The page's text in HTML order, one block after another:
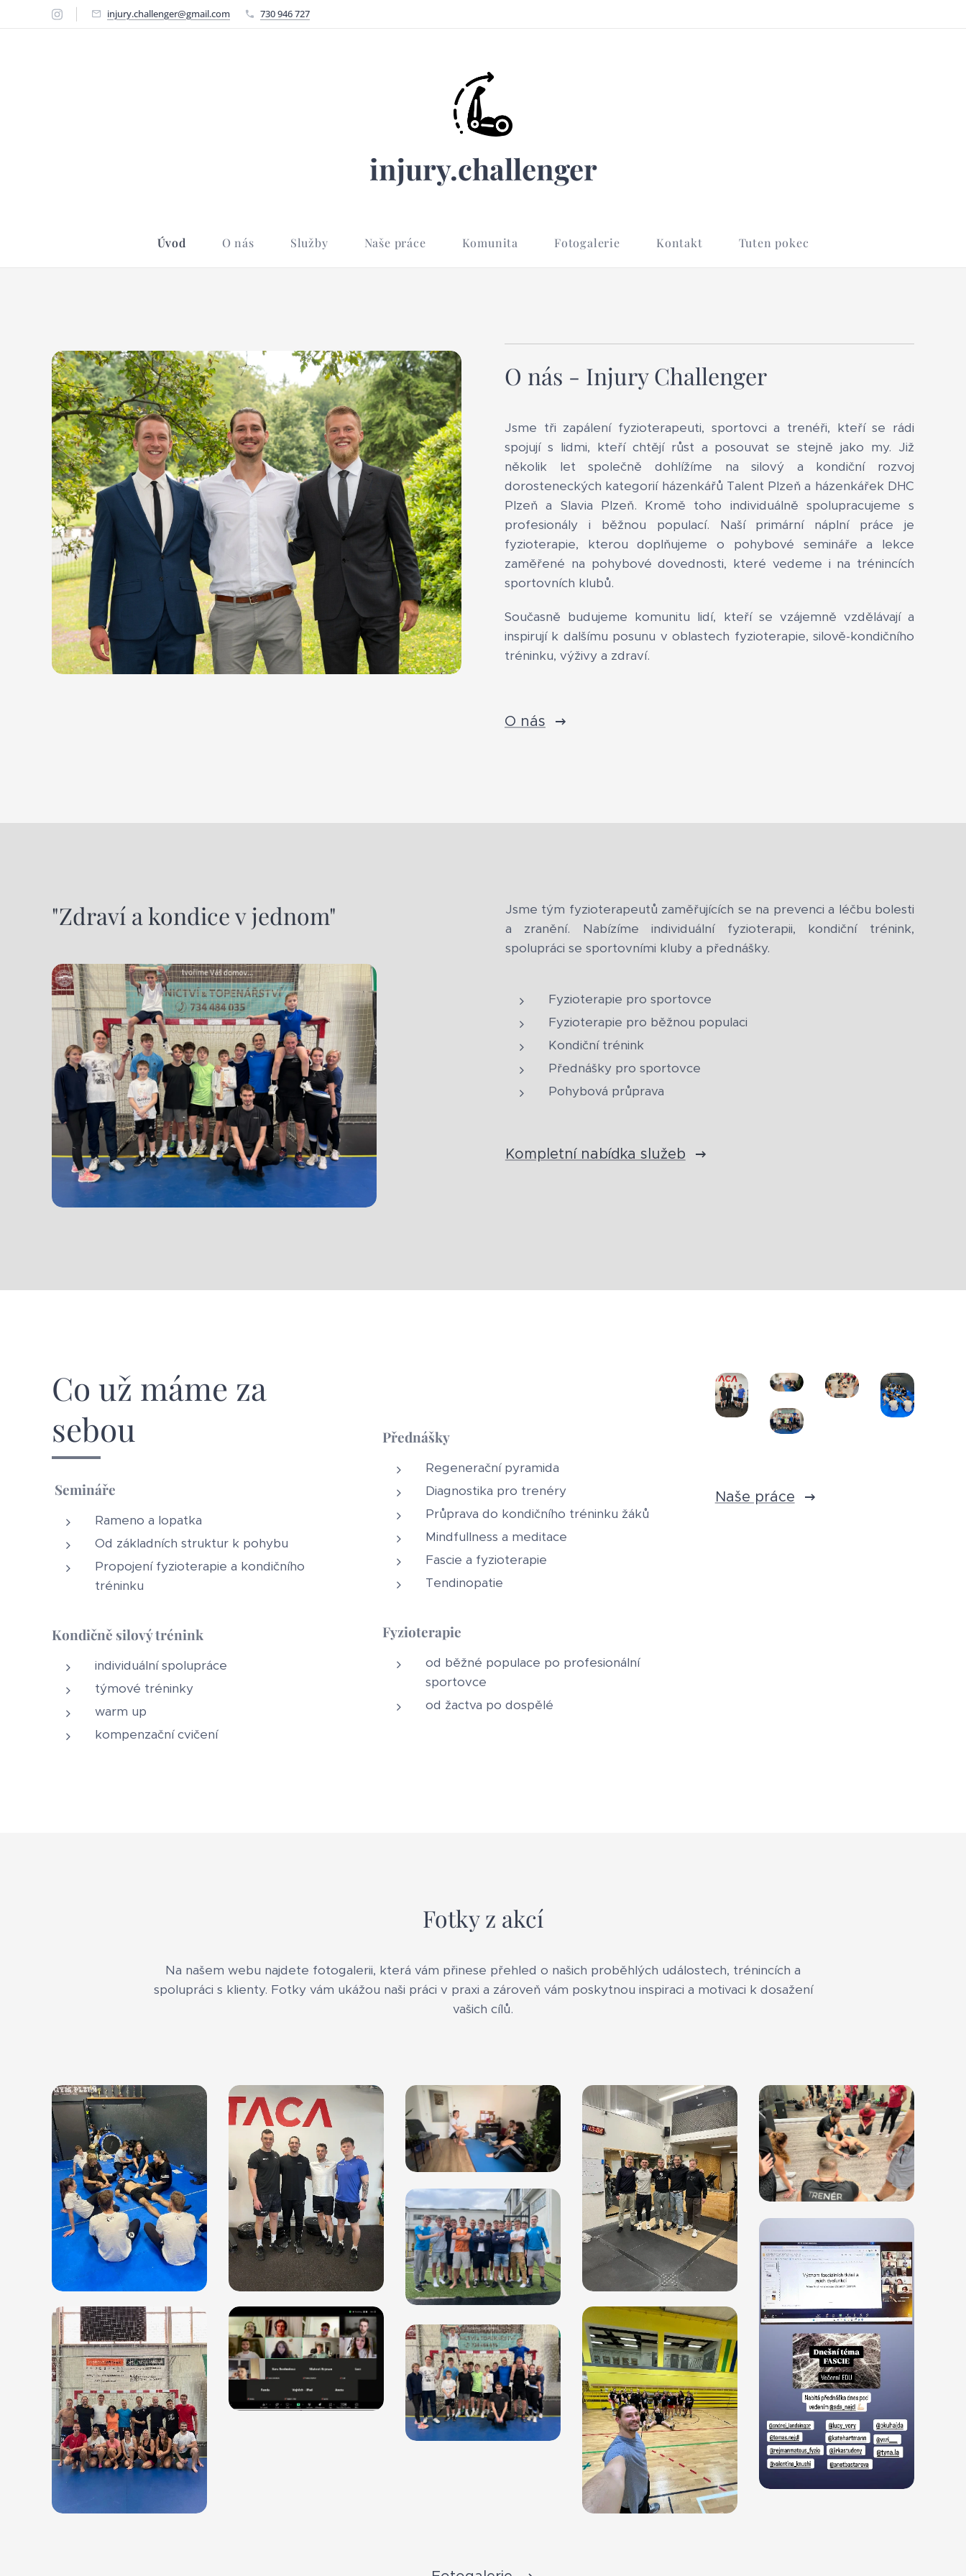
injury.challenger@gmail.com 730 946 727
injury.challenger
Úvod O nás Služby Naše práce Komunita Fotogalerie Kontakt Tuten pokec
O nás - Injury Challenger
Jsme tři zapálení fyzioterapeuti, sportovci a trenéři, kteří se rádi
spojují s lidmi, kteří chtějí růst a posouvat se stejně jako my. Již
několik let společně dohlížíme na silový a kondiční rozvoj
dorosteneckých kategorií házenkářů Talent Plzeň a házenkářek DHC
Plzeň a Slavia Plzeň. Kromě toho individuálně spolupracujeme s
profesionály i běžnou populací. Naší primární náplní práce je
fyzioterapie, kterou doplňujeme o pohybové semináře a lekce
zaměřené na pohybové dovednosti, které vedeme i na trénincích
sportovních klubů.
Současně budujeme komunitu lidí, kteří se vzájemně vzdělávají a
inspirují k dalšímu posunu v oblastech fyzioterapie, silově-kondičního
tréninku, výživy a zdraví.
O nás
"Zdraví a kondice v jednom"
Jsme tým fyzioterapeutů zaměřujících se na prevenci a léčbu bolesti
a zranění. Nabízíme individuální fyzioterapii, kondiční trénink,
spolupráci se sportovními kluby a přednášky.
Fyzioterapie pro sportovce
Fyzioterapie pro běžnou populaci
Kondiční trénink
Přednášky pro sportovce
Pohybová průprava
Kompletní nabídka služeb
Co už máme za
sebou
Semináře
Rameno a lopatka
Od základních struktur k pohybu
Propojení fyzioterapie a kondičního
tréninku
Kondičně silový trénink
individuální spolupráce
týmové tréninky
warm up
kompenzační cvičení
Přednášky
Regenerační pyramida
Diagnostika pro trenéry
Průprava do kondičního tréninku žáků
Mindfullness a meditace
Fascie a fyzioterapie
Tendinopatie
Fyzioterapie
od běžné populace po profesionální
sportovce
od žactva po dospělé
Naše práce
Fotky z akcí
Na našem webu najdete fotogalerii, která vám přinese přehled o našich proběhlých událostech, trénincích a
spolupráci s klienty. Fotky vám ukážou naši práci v praxi a zároveň vám poskytnou inspiraci a motivaci k dosažení
vašich cílů.